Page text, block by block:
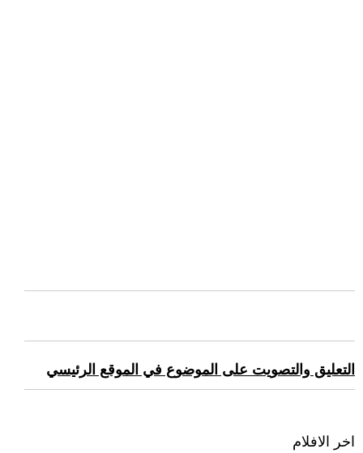
التعليق والتصويت على الموضوع في الموقع الرئيسي
اخر الافلام